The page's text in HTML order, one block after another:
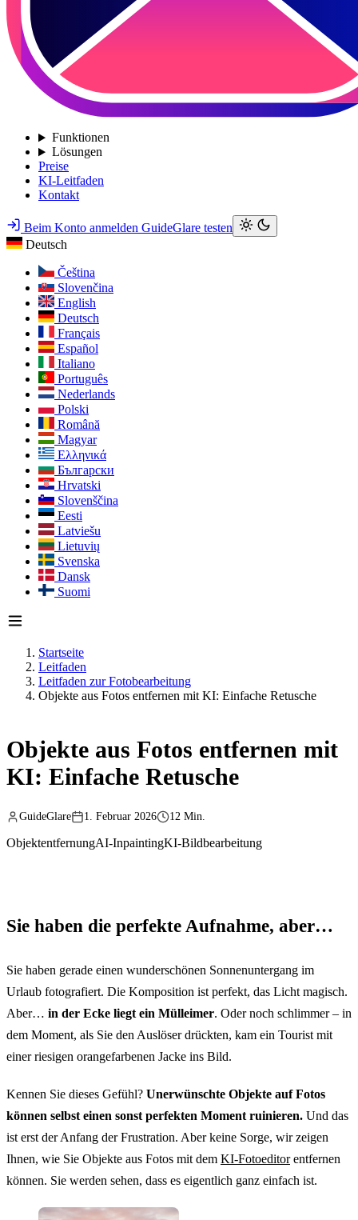
Funktionen
Lösungen
Preise
KI-Leitfaden
Kontakt
Beim Konto anmelden GuideGlare testen
Deutsch
Čeština
Slovenčina
English
Deutsch
Français
Español
Italiano
Português
Nederlands
Polski
Română
Magyar
Ελληνικά
Български
Hrvatski
Slovenščina
Eesti
Latviešu
Lietuvių
Svenska
Dansk
Suomi
Startseite
Leitfaden
Leitfaden zur Fotobearbeitung
Objekte aus Fotos entfernen mit KI: Einfache Retusche
Objekte aus Fotos entfernen mit
KI: Einfache Retusche
GuideGlare 1. Februar 2026 12 Min.
ObjektentfernungAI-InpaintingKI-Bildbearbeitung
Sie haben die perfekte Aufnahme, aber…
Sie haben gerade einen wunderschönen Sonnenuntergang im
Urlaub fotografiert. Die Komposition ist perfekt, das Licht magisch.
Aber… in der Ecke liegt ein Mülleimer. Oder noch schlimmer – in
dem Moment, als Sie den Auslöser drückten, kam ein Tourist mit
einer riesigen orangefarbenen Jacke ins Bild.
Kennen Sie dieses Gefühl? Unerwünschte Objekte auf Fotos
können selbst einen sonst perfekten Moment ruinieren. Und das
ist erst der Anfang der Frustration. Aber keine Sorge, wir zeigen
Ihnen, wie Sie Objekte aus Fotos mit dem KI-Fotoeditorentfernen
können. Sie werden sehen, dass es eigentlich ganz einfach ist.